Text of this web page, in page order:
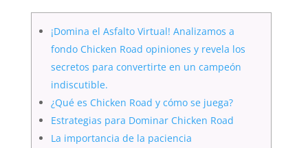
¡Domina el Asfalto Virtual! Analizamos a
fondo Chicken Road opiniones y revela los
secretos para convertirte en un campeón
indiscutible.
¿Qué es Chicken Road y cómo se juega?
Estrategias para Dominar Chicken Road
La importancia de la paciencia